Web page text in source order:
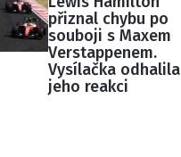
přiznal chybu po
souboji s Maxem
Verstappenem.
Vysílačka odhalila
jeho reakci